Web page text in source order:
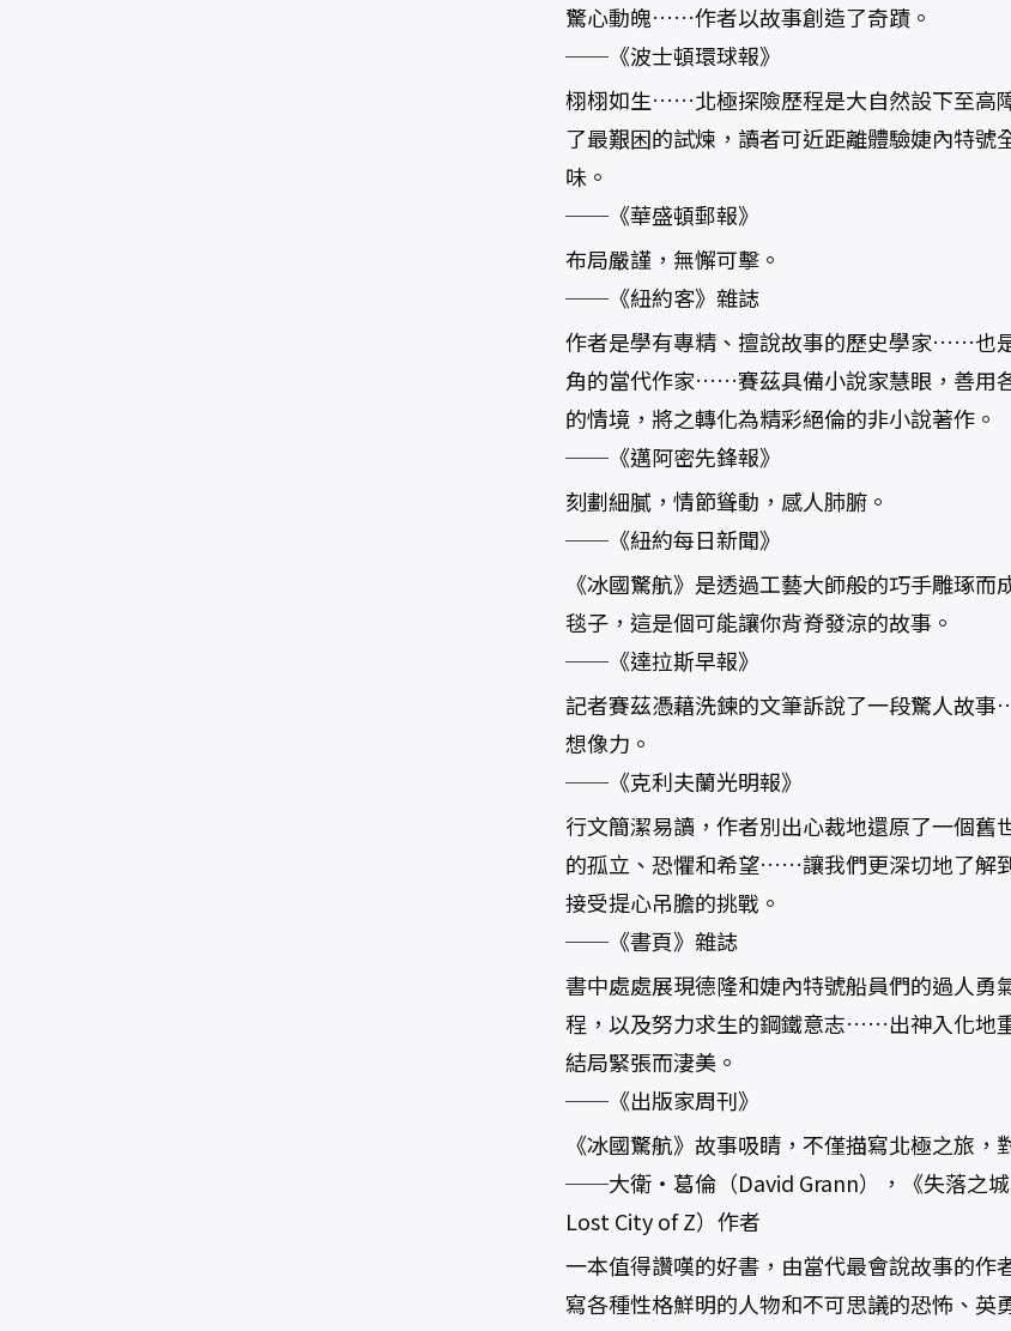
驚心動魄……作者以故事創造了奇蹟。
──《波士頓環球報》
栩栩如生……北極探險歷程是大自然設下至
了最艱困的試煉，讀者可近距離體驗婕內特號
味。
──《華盛頓郵報》
布局嚴謹，無懈可擊。
──《紐約客》雜誌
作者是學有專精、擅說故事的歷史學家……也
角的當代作家……賽茲具備小說家慧眼，善用
的情境，將之轉化為精彩絕倫的非小說著作。
──《邁阿密先鋒報》
刻劃細膩，情節聳動，感人肺腑。
──《紐約每日新聞》
《冰國驚航》是透過工藝大師般的巧手雕琢
毯子，這是個可能讓你背脊發涼的故事。
──《達拉斯早報》
記者賽茲憑藉洗鍊的文筆訴說了一段驚人故
想像力。
──《克利夫蘭光明報》
行文簡潔易讀，作者別出心裁地還原了一個舊
的孤立、恐懼和希望……讓我們更深切地了解
接受提心吊膽的挑戰。
──《書頁》雜誌
書中處處展現德隆和婕內特號船員們的過人勇
程，以及努力求生的鋼鐵意志……出神入化地
結局緊張而淒美。
──《出版家周刊》
《冰國驚航》故事吸睛，不僅描寫北極之旅，
──大衛‧葛倫（David Grann），《失落之
Lost City of Z）作者
一本值得讚嘆的好書，由當代最會說故事的
寫各種性格鮮明的人物和不可思議的恐怖、英